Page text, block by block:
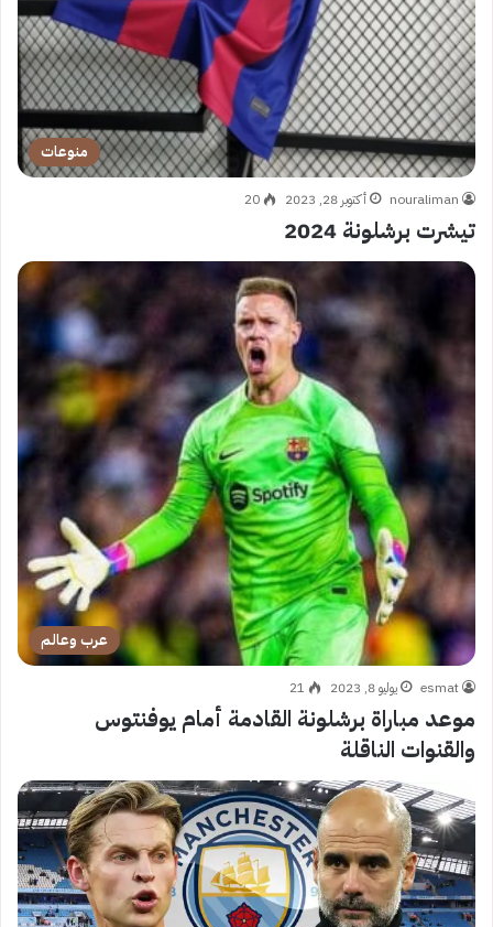
منوعات
nouraliman أكتوبر 28, 2023 20
تيشرت برشلونة 2024
عرب وعالم
esmat يوليو 8, 2023 21
موعد مباراة برشلونة القادمة أمام يوفنتوس
والقنوات الناقلة